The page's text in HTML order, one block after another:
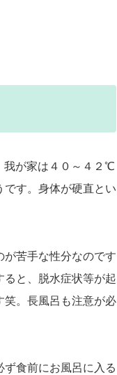
我が家は４０～４２℃
す。身体が硬直とい
が苦手な性分なのです
ると、脱水症状等が起
笑。長風呂も注意が必
食前にお風呂に入る